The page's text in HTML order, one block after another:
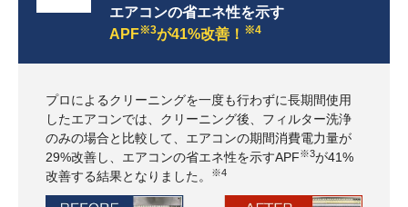
エアコンの省エネ性を示す
APF※3が41%改善！ ※4
プロによるクリーニングを一度も行わずに長期間使用
したエアコンでは、クリーニング後、フィルター洗浄
のみの場合と比較して、エアコンの期間消費電力量が
29%改善し、エアコンの省エネ性を示すAPF※3が41%
改善する結果となりました。
※4